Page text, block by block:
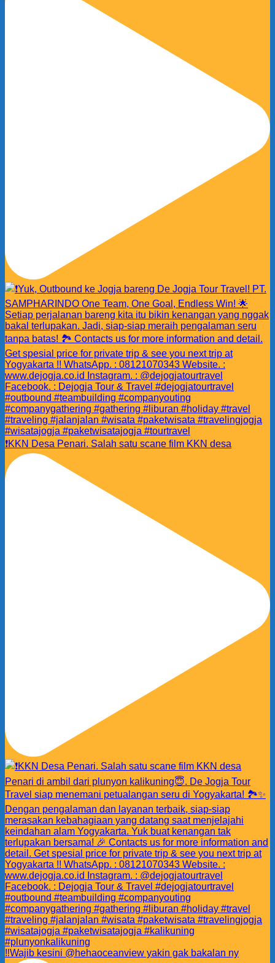
❗️KKN Desa Penari. Salah satu scane film KKN desa
‼️Wajib kesini @hehaoceanview yakin gak bakalan ny